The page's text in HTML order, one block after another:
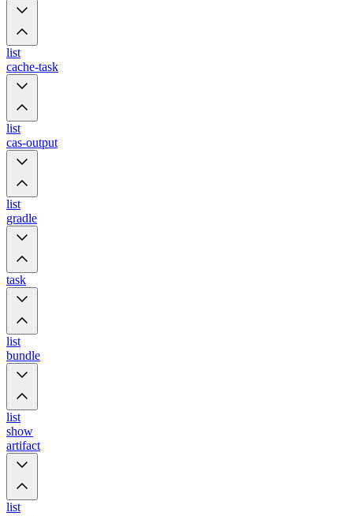
list
cache-task
list
cas-output
list
gradle
task
list
bundle
list
show
artifact
list